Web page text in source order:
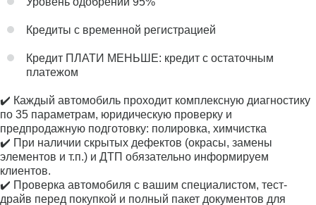
Кредиты с временной регистрацией
Кредит ПЛАТИ МЕНЬШЕ: кредит с остаточным
платежом
✔️ Каждый автомобиль проходит комплексную диагностику
по 35 параметрам, юридическую проверку и
предпродажную подготовку: полировка, химчистка
✔️ При наличии скрытых дефектов (окрасы, замены
элементов и т.п.) и ДТП обязательно информируем
клиентов.
✔️ Проверка автомобиля с вашим специалистом, тест-
драйв перед покупкой и полный пакет документов для